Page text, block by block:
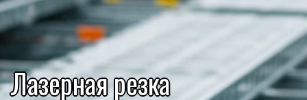
Лазерная резка